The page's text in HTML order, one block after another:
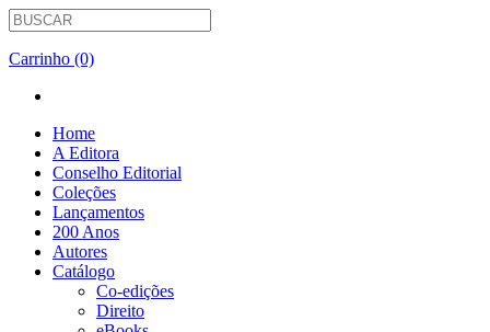
Carrinho (0)
Home
A Editora
Conselho Editorial
Coleções
Lançamentos
200 Anos
Autores
Catálogo
Co-edições
Direito